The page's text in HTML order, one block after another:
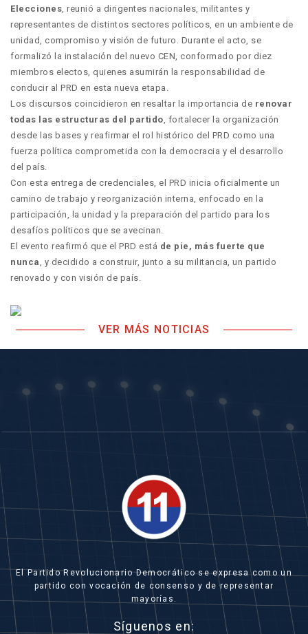
Elecciones, reunió a dirigentes nacionales, militantes y
representantes de distintos sectores políticos, en un ambiente de
unidad, compromiso y visión de futuro. Durante el acto, se
formalizó la instalación del nuevo CEN, conformado por diez
miembros electos, quienes asumirán la responsabilidad de
conducir al PRD en esta nueva etapa.
Los discursos coincidieron en resaltar la importancia de renovar
todas las estructuras del partido, fortalecer la organización
desde las bases y reafirmar el rol histórico del PRD como una
fuerza política comprometida con la democracia y el desarrollo
del país.
Con esta entrega de credenciales, el PRD inicia oficialmente un
camino de trabajo y reorganización interna, enfocado en la
participación, la unidad y la preparación del partido para los
desafíos políticos que se avecinan.
El evento reafirmó que el PRD está de pie, más fuerte que
nunca, y decidido a construir, junto a su militancia, un partido
renovado y con visión de país.
VER MÁS NOTICIAS
El Partido Revolucionario Democrático se expresa como un
partido con vocación de consenso y de representar
mayorías.
Síguenos en: